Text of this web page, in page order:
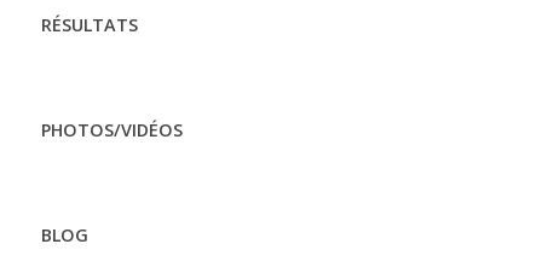
RÉSULTATS
PHOTOS/VIDÉOS
BLOG